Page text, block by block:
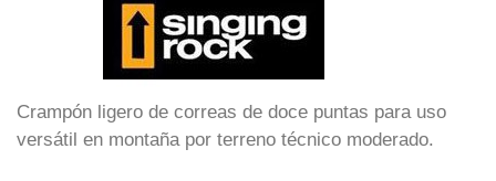
Crampón ligero de correas de doce puntas para uso
versátil en montaña por terreno técnico moderado.